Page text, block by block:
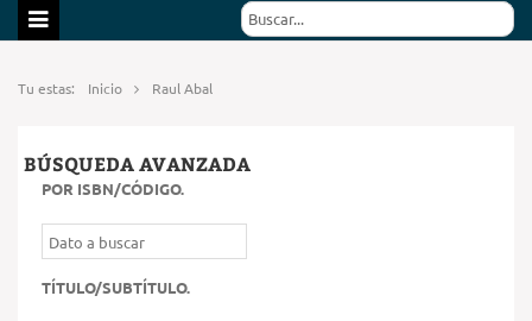
Tu estas: Inicio Raul Abal
BÚSQUEDA AVANZADA
POR ISBN/CÓDIGO.
TÍTULO/SUBTÍTULO.